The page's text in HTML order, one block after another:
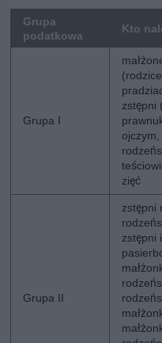
Grupa
podatkowa
Kto
Grupa I
zstępni
ojczym,
zięć
Grupa II
zstępni
zstępni